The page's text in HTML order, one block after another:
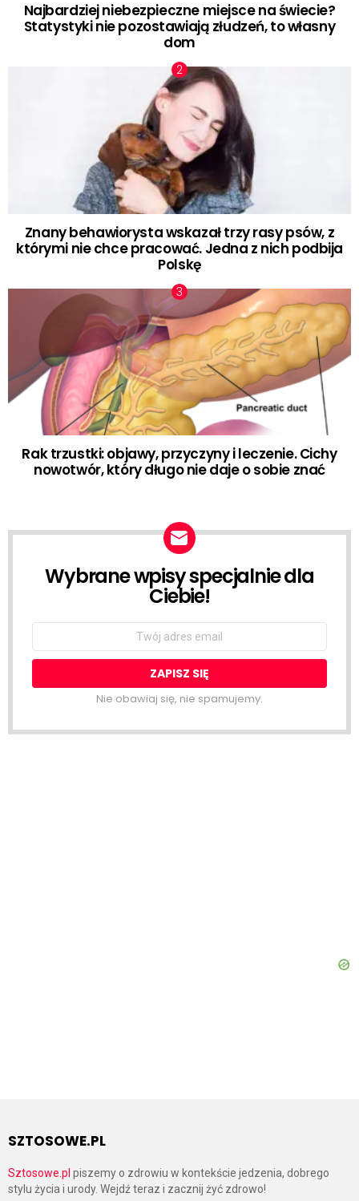
Najbardziej niebezpieczne miejsce na świecie?
Statystyki nie pozostawiają złudzeń, to własny
dom
Znany behawiorysta wskazał trzy rasy psów, z
którymi nie chce pracować. Jedna z nich podbija
Polskę
Rak trzustki: objawy, przyczyny i leczenie. Cichy
nowotwór, który długo nie daje o sobie znać
NEWSLETTER
Wybrane wpisy specjalnie dla
Ciebie!
Email
Nie obawiaj się, nie spamujemy.
SZTOSOWE.PL
Sztosowe.pl piszemy o zdrowiu w kontekście jedzenia, dobrego
stylu życia i urody. Wejdź teraz i zacznij żyć zdrowo!